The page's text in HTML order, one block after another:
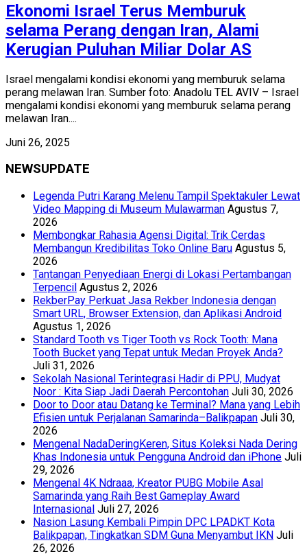
Ekonomi Israel Terus Memburuk
selama Perang dengan Iran, Alami
Kerugian Puluhan Miliar Dolar AS
Israel mengalami kondisi ekonomi yang memburuk selama
perang melawan Iran. Sumber foto: Anadolu TEL AVIV – Israel
mengalami kondisi ekonomi yang memburuk selama perang
melawan Iran....
Juni 26, 2025
NEWSUPDATE
Legenda Putri Karang Melenu Tampil Spektakuler Lewat
Video Mapping di Museum Mulawarman Agustus 7,
2026
Membongkar Rahasia Agensi Digital: Trik Cerdas
Membangun Kredibilitas Toko Online Baru Agustus 5,
2026
Tantangan Penyediaan Energi di Lokasi Pertambangan
Terpencil Agustus 2, 2026
RekberPay Perkuat Jasa Rekber Indonesia dengan
Smart URL, Browser Extension, dan Aplikasi Android
Agustus 1, 2026
Standard Tooth vs Tiger Tooth vs Rock Tooth: Mana
Tooth Bucket yang Tepat untuk Medan Proyek Anda?
Juli 31, 2026
Sekolah Nasional Terintegrasi Hadir di PPU, Mudyat
Noor : Kita Siap Jadi Daerah Percontohan Juli 30, 2026
Door to Door atau Datang ke Terminal? Mana yang Lebih
Efisien untuk Perjalanan Samarinda–Balikpapan Juli 30,
2026
Mengenal NadaDeringKeren, Situs Koleksi Nada Dering
Khas Indonesia untuk Pengguna Android dan iPhone Juli
29, 2026
Mengenal 4K Ndraaa, Kreator PUBG Mobile Asal
Samarinda yang Raih Best Gameplay Award
Internasional Juli 27, 2026
Nasion Lasung Kembali Pimpin DPC LPADKT Kota
Balikpapan, Tingkatkan SDM Guna Menyambut IKN Juli
26, 2026